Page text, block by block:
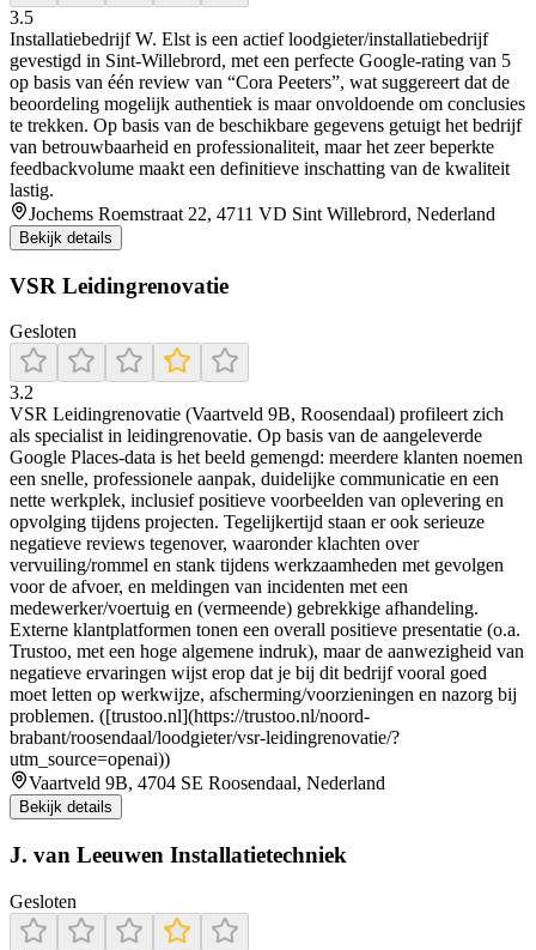
3.5
Installatiebedrijf W. Elst is een actief loodgieter/installatiebedrijf
gevestigd in Sint‑Willebrord, met een perfecte Google‑rating van 5
op basis van één review van “Cora Peeters”, wat suggereert dat de
beoordeling mogelijk authentiek is maar onvoldoende om conclusies
te trekken. Op basis van de beschikbare gegevens getuigt het bedrijf
van betrouwbaarheid en professionaliteit, maar het zeer beperkte
feedbackvolume maakt een definitieve inschatting van de kwaliteit
lastig.
Jochems Roemstraat 22, 4711 VD Sint Willebrord, Nederland
Bekijk details
VSR Leidingrenovatie
Gesloten
3.2
VSR Leidingrenovatie (Vaartveld 9B, Roosendaal) profileert zich
als specialist in leidingrenovatie. Op basis van de aangeleverde
Google Places-data is het beeld gemengd: meerdere klanten noemen
een snelle, professionele aanpak, duidelijke communicatie en een
nette werkplek, inclusief positieve voorbeelden van oplevering en
opvolging tijdens projecten. Tegelijkertijd staan er ook serieuze
negatieve reviews tegenover, waaronder klachten over
vervuiling/rommel en stank tijdens werkzaamheden met gevolgen
voor de afvoer, en meldingen van incidenten met een
medewerker/voertuig en (vermeende) gebrekkige afhandeling.
Externe klantplatformen tonen een overall positieve presentatie (o.a.
Trustoo, met een hoge algemene indruk), maar de aanwezigheid van
negatieve ervaringen wijst erop dat je bij dit bedrijf vooral goed
moet letten op werkwijze, afscherming/voorzieningen en nazorg bij
problemen. ([trustoo.nl](https://trustoo.nl/noord-
brabant/roosendaal/loodgieter/vsr-leidingrenovatie/?
utm_source=openai))
Vaartveld 9B, 4704 SE Roosendaal, Nederland
Bekijk details
J. van Leeuwen Installatietechniek
Gesloten